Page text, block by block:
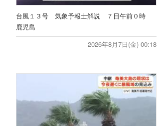
台風１３号 気象予報士解説 ７日午前０時
鹿児島
2026年8月7日(金) 00:18